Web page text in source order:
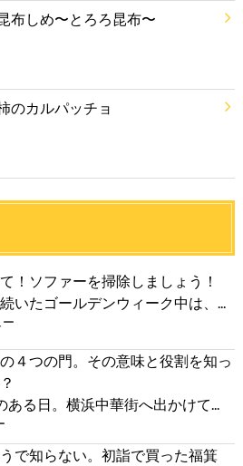
布しめ〜とろろ昆布〜
のカルパッチョ
！ソファーを掃除しましょう！
いたゴールデンウィーク中は、...
４つの門。その意味と役割を知っ
ある日。横浜中華街へ出かけて...
で知らない。初詣で買った福箕